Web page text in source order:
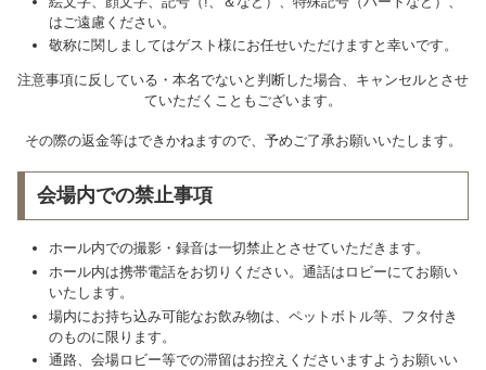
はご遠慮ください。
敬称に関しましてはゲスト様にお任せいただけますと幸いです。
注意事項に反している・本名でないと判断した場合、キャンセルとさせ
ていただくこともございます。
その際の返金等はできかねますので、予めご了承お願いいたします。
会場内での禁止事項
ホール内での撮影・録音は一切禁止とさせていただきます。
ホール内は携帯電話をお切りください。通話はロビーにてお願い
いたします。
場内にお持ち込み可能なお飲み物は、ペットボトル等、フタ付き
のものに限ります。
通路、会場ロビー等での滞留はお控えくださいますようお願いい